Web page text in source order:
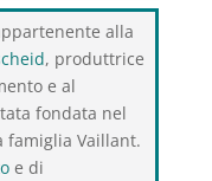
alla
, produttrice
e al
fondata nel
Vaillant.
e di